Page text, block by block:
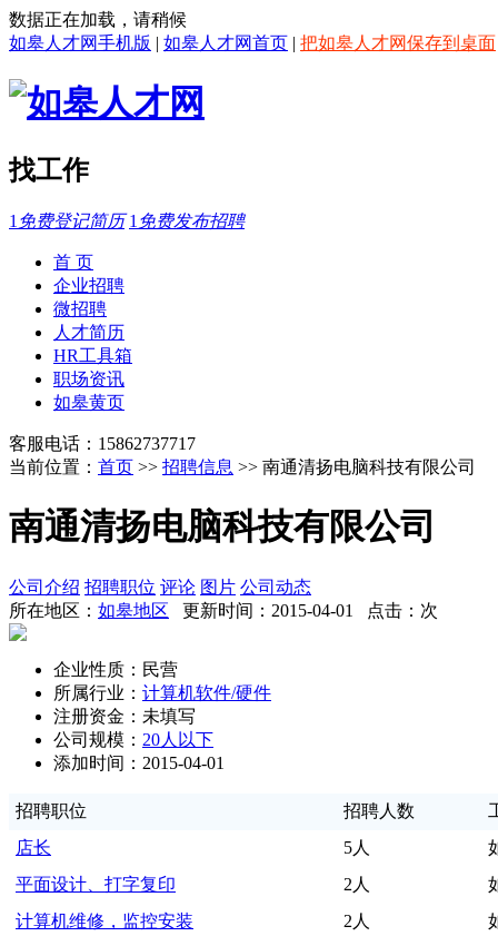
数据正在加载，请稍候
如皋人才网手机版 | 如皋人才网首页 | 把如皋人才网保存到桌面
找工作
1 免费登记简历 1 免费发布招聘
首 页
企业招聘
微招聘
人才简历
HR工具箱
职场资讯
如皋黄页
客服电话：15862737717
当前位置： 首页 >> 招聘信息 >> 南通清扬电脑科技有限公司
南通清扬电脑科技有限公司
公司介绍 招聘职位 评论 图片 公司动态
所在地区： 如皋地区 更新时间：2015-04-01 点击： 次
企业性质：民营
所属行业： 计算机软件/硬件
注册资金：未填写
公司规模： 20人以下
添加时间：2015-04-01
招聘职位 招聘人数
店长
5人
平面设计、打字复印
2人
计算机维修，监控安装
2人